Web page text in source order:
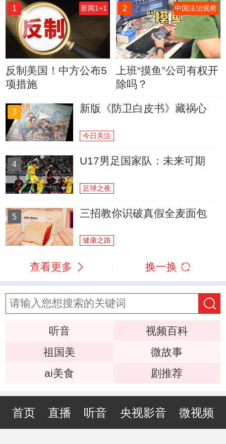
1 新闻1+1
反制美国！中方公布5
项措施
2 中国法治观察
上班“摸鱼”公司有权开
除吗？
3 新版《防卫白皮书》藏祸心
今日关注
4 U17男足国家队：未来可期
足球之夜
5 三招教你识破真假全麦面包
健康之路
查看更多 换一换
听音
视频百科
祖国美
微故事
ai美食
剧推荐
首页 直播 听音 央视影音 微视频